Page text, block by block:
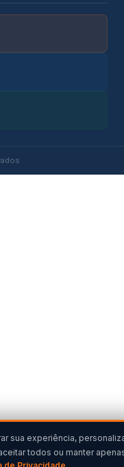
sua experiência,
todos ou manter